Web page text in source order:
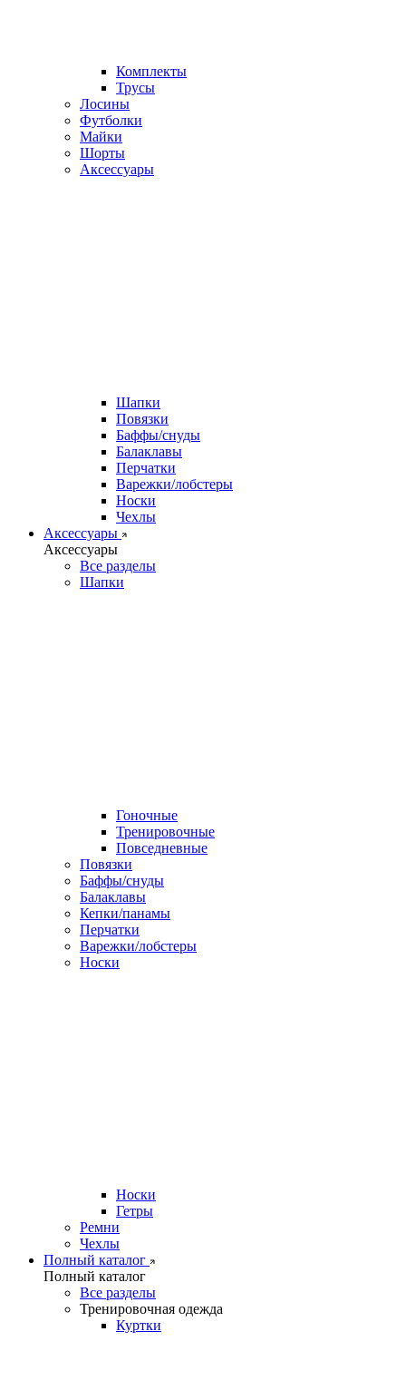
Комплекты
Трусы
Лосины
Футболки
Майки
Шорты
Аксессуары
Шапки
Повязки
Баффы/снуды
Балаклавы
Перчатки
Варежки/лобстеры
Носки
Чехлы
Аксессуары
Аксессуары
Все разделы
Шапки
Гоночные
Тренировочные
Повседневные
Повязки
Баффы/снуды
Балаклавы
Кепки/панамы
Перчатки
Варежки/лобстеры
Носки
Носки
Гетры
Ремни
Чехлы
Полный каталог
Полный каталог
Все разделы
Тренировочная одежда
Куртки